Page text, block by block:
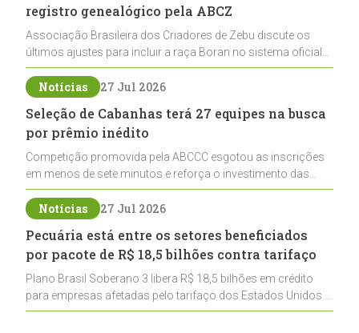
registro genealógico pela ABCZ
Associação Brasileira dos Criadores de Zebu discute os
últimos ajustes para incluir a raça Boran no sistema oficial
de registros, abrindo caminho para sua expansão na
pecuária nacional
Notícias 27 Jul 2026
Seleção de Cabanhas terá 27 equipes na busca
por prêmio inédito
Competição promovida pela ABCCC esgotou as inscrições
em menos de sete minutos e reforça o investimento das
cabanhas na seleção genética de Cavalos Crioulos voltados
ao laço
Notícias 27 Jul 2026
Pecuária está entre os setores beneficiados
por pacote de R$ 18,5 bilhões contra tarifaço
Plano Brasil Soberano 3 libera R$ 18,5 bilhões em crédito
para empresas afetadas pelo tarifaço dos Estados Unidos e
inclui a pecuária entre os setores estratégicos